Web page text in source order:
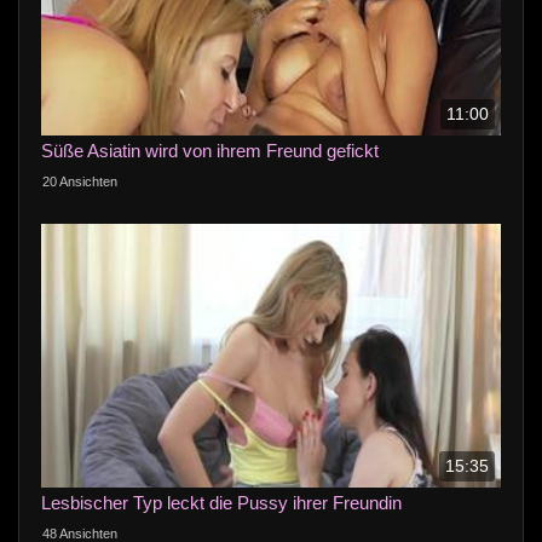
11:00
Süße Asiatin wird von ihrem Freund gefickt
20 Ansichten
15:35
Lesbischer Typ leckt die Pussy ihrer Freundin
48 Ansichten